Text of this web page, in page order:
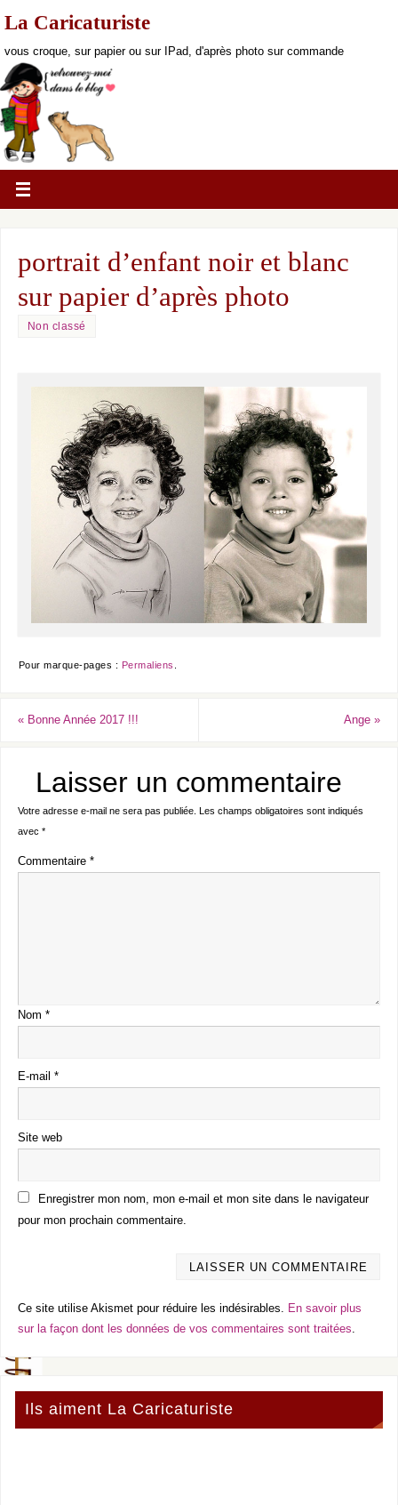
La Caricaturiste
vous croque, sur papier ou sur IPad, d'après photo sur commande
portrait d’enfant noir et blanc
sur papier d’après photo
Non classé
Pour marque-pages : Permaliens
«Bonne Année 2017 !!! Ange»
Laisser un commentaire
Votre adresse e-mail ne sera pas publiée. Les champs obligatoires sont indiqués
avec *
Commentaire *
Nom *
E-mail *
Site web
Enregistrer mon nom, mon e-mail et mon site dans le navigateur
pour mon prochain commentaire.
Ce site utilise Akismet pour réduire les indésirables. En savoir plus
sur la façon dont les données de vos commentaires sont traitées.
Ils aiment La Caricaturiste